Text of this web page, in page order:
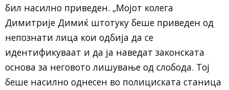
бил насилно приведен. „Мојот колега
Димитрије Димиќ штотуку беше приведен од
непознати лица кои одбија да се
идентификуваат и да ја наведат законската
основа за неговото лишување од слобода. Тој
беше насилно однесен во полициската станица